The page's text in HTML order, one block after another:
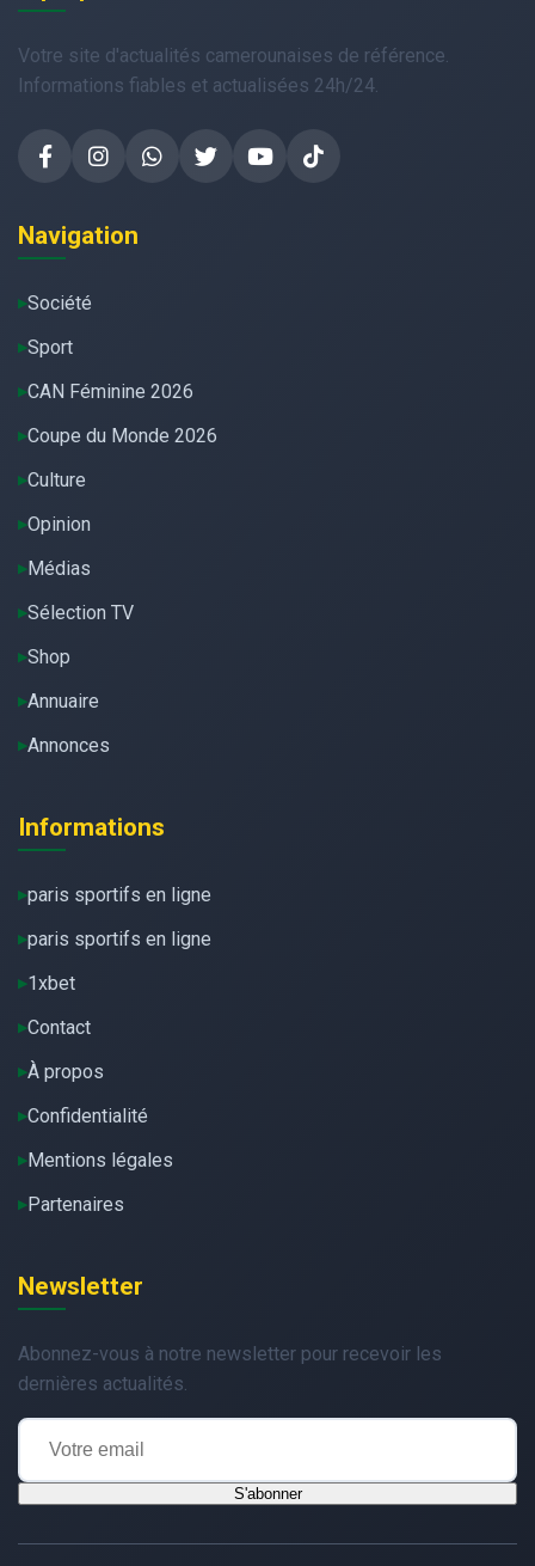
Votre site d'actualités camerounaises de référence.
Informations fiables et actualisées 24h/24.
Navigation
Société
Sport
CAN Féminine 2026
Coupe du Monde 2026
Culture
Opinion
Médias
Sélection TV
Shop
Annuaire
Annonces
Informations
paris sportifs en ligne
paris sportifs en ligne
1xbet
Contact
À propos
Confidentialité
Mentions légales
Partenaires
Newsletter
Abonnez-vous à notre newsletter pour recevoir les
dernières actualités.
S'abonner